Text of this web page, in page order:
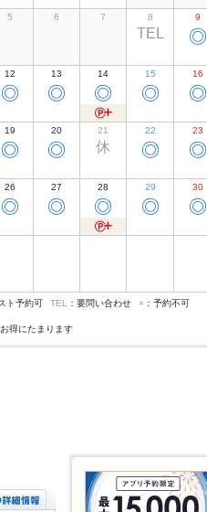
5 6 7 8
TEL
9
◎
12
◎
13
◎
14
◎
15
◎
16
◎
19
◎
20
◎
21
休
22
◎
23
◎
26
◎
27
◎
28
◎
29
◎
30
◎
ト予約可 TEL ：要問い合わせ × ：予約不可
得にたまります